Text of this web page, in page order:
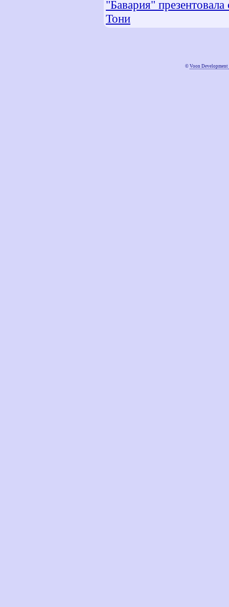
"Бавария"
Тони
© Voon Development